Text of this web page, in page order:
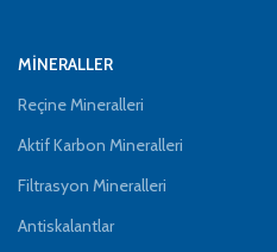
MİNERALLER
Reçine Mineralleri
Aktif Karbon Mineralleri
Filtrasyon Mineralleri
Antiskalantlar